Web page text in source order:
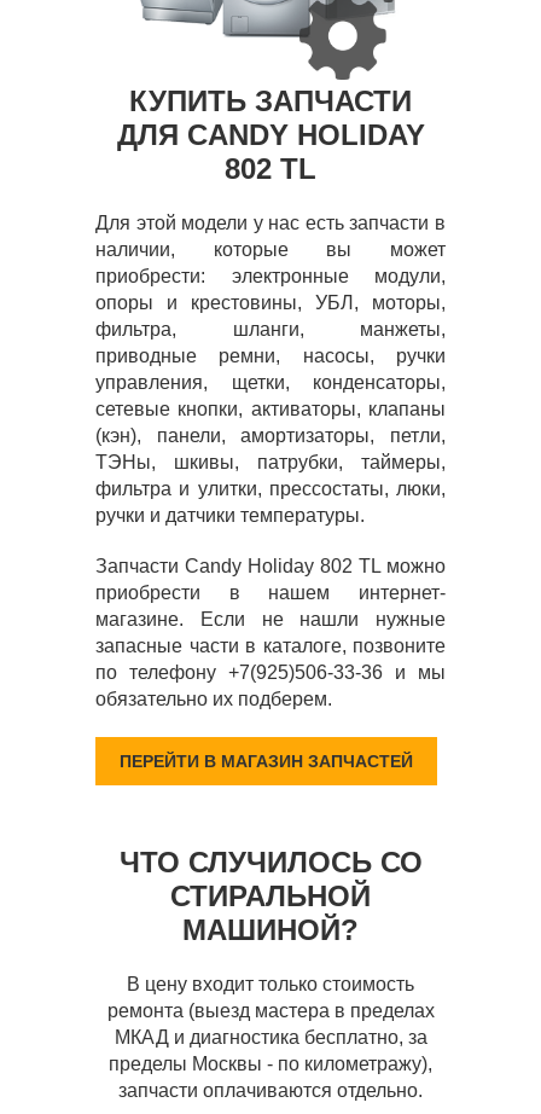
КУПИТЬ ЗАПЧАСТИ
ДЛЯ CANDY HOLIDAY
802 TL
Для этой модели у нас есть запчасти в
наличии, которые вы может
приобрести: электронные модули,
опоры и крестовины, УБЛ, моторы,
фильтра, шланги, манжеты,
приводные ремни, насосы, ручки
управления, щетки, конденсаторы,
сетевые кнопки, активаторы, клапаны
(кэн), панели, амортизаторы, петли,
ТЭНы, шкивы, патрубки, таймеры,
фильтра и улитки, прессостаты, люки,
ручки и датчики температуры.
Запчасти Candy Holiday 802 TL можно
приобрести в нашем интернет-
магазине. Если не нашли нужные
запасные части в каталоге, позвоните
по телефону +7(925)506-33-36 и мы
обязательно их подберем.
ПЕРЕЙТИ В МАГАЗИН ЗАПЧАСТЕЙ
ЧТО СЛУЧИЛОСЬ СО
СТИРАЛЬНОЙ
МАШИНОЙ?
В цену входит только стоимость
ремонта (выезд мастера в пределах
МКАД и диагностика бесплатно, за
пределы Москвы - по километражу),
запчасти оплачиваются отдельно.